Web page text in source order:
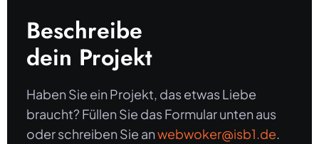
Beschreibe
dein Projekt
Haben Sie ein Projekt, das etwas Liebe
braucht? Füllen Sie das Formular unten aus
oder schreiben Sie anwebwoker@isb1.de.